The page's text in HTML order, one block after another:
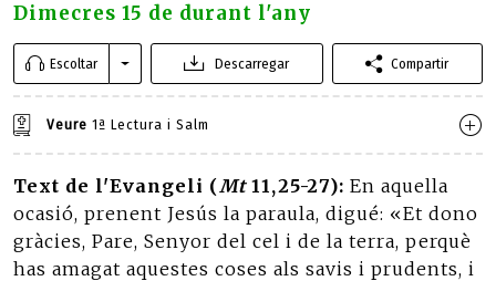
Dimecres 15 de durant l'any
Escoltar Descarregar Compartir
Veure 1ª Lectura i Salm
Text de l'Evangeli (Mt11,25-27): En aquella
ocasió, prenent Jesús la paraula, digué: «Et dono
gràcies, Pare, Senyor del cel i de la terra, perquè
has amagat aquestes coses als savis i prudents, i